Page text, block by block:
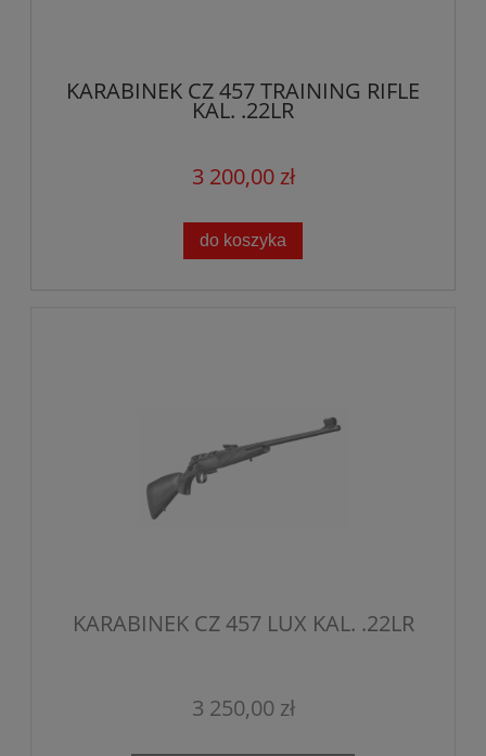
KARABINEK CZ 457 TRAINING RIFLE
KAL. .22LR
3 200,00 zł
do koszyka
KARABINEK CZ 457 LUX KAL. .22LR
3 250,00 zł